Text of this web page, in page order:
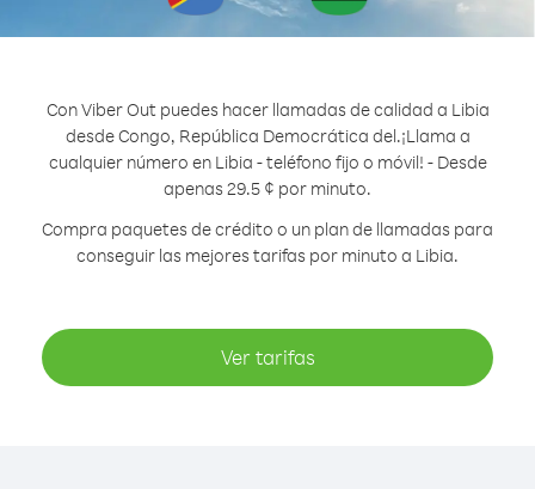
Con Viber Out puedes hacer llamadas de calidad a Libia
desde Congo, República Democrática del.¡Llama a
cualquier número en Libia - teléfono fijo o móvil! - Desde
apenas 29.5 ¢ por minuto.
Compra paquetes de crédito o un plan de llamadas para
conseguir las mejores tarifas por minuto a Libia.
Ver tarifas